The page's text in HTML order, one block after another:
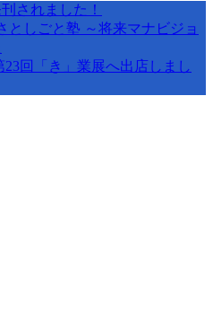
されました！
としごと塾 ～将来マナビジョ
23回「き」業展へ出店しまし